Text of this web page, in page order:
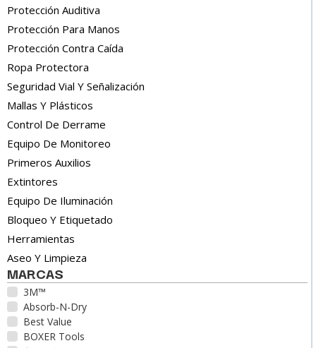
Protección Auditiva
Protección Para Manos
Protección Contra Caída
Ropa Protectora
Seguridad Vial Y Señalización
Mallas Y Plásticos
Control De Derrame
Equipo De Monitoreo
Primeros Auxilios
Extintores
Equipo De Iluminación
Bloqueo Y Etiquetado
Herramientas
Aseo Y Limpieza
MARCAS
3M™
Absorb-N-Dry
Best Value
BOXER Tools